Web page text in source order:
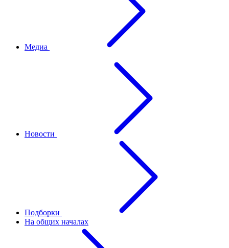
Медиа
Новости
Подборки
На общих началах